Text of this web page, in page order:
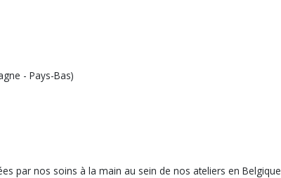
- Pays-Bas)
par nos soins à la main au sein de nos ateliers en Belgique